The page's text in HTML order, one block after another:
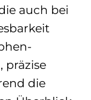
auch bei
präzise
die